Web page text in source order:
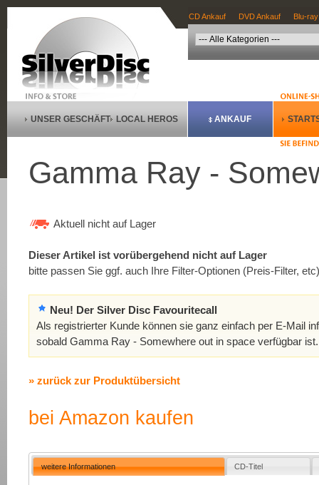
CD Ankauf DVD Ankauf Blu-
UNSER GESCHÄFT LOCAL HEROS ANKAUF
Gamma Ray -
Aktuell nicht auf Lager
Dieser Artikel ist vorübergehend nicht auf Lager
bitte passen Sie ggf. auch Ihre Filter-Optionen (Preis-Filter,
Neu! Der Silver Disc Favouritecall
Als registrierter Kunde können sie ganz einfach per E-Mail
sobald Gamma Ray - Somewhere out in space verfügbar
» zurück zur Produktübersicht
bei Amazon kaufen
weitere Informationen CD-Titel